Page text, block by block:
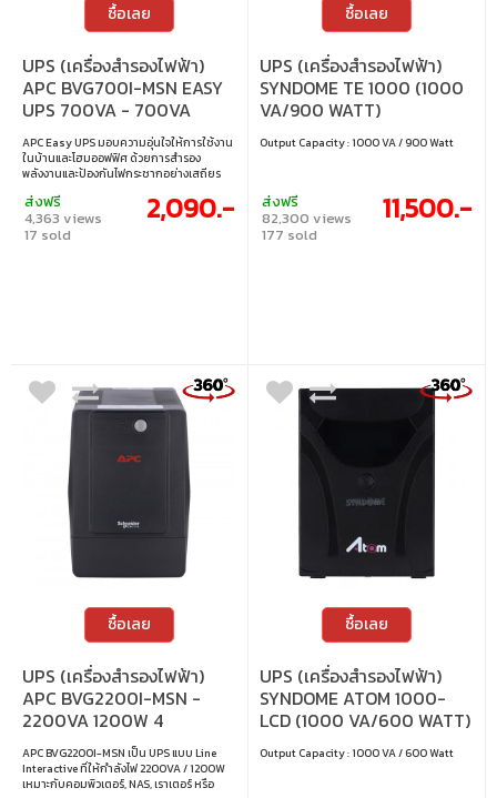
ซื้อเลย
UPS (เครื่องสำรองไฟฟ้า)
APC BVG700I-MSN EASY
UPS 700VA - 700VA
360WATT
APC Easy UPS มอบความอุ่นใจให้การใช้งาน
ในบ้านและโฮมออฟฟิศ ด้วยการสำรอง
พลังงานและป้องกันไฟกระชากอย่างเสถียร
ไม่เสถียร ดีไซน์เรียบ ใช้งานง่าย พร้อมระบบ
อัจฉริยะที่ดูแลการทำงานและความปลอดภัย
โดยอัตโนมัติ เหมาะสำหรับการใช้งานทุกวัน •
ส่งฟรี
4,363 views
17 sold
2,090.-
ซื้อเลย
UPS (เครื่องสำรองไฟฟ้า)
SYNDOME TE 1000 (1000
VA/900 WATT)
Output Capacity : 1000 VA / 900 Watt
ส่งฟรี
82,300 views
177 sold
11,500.-
ซื้อเลย
UPS (เครื่องสำรองไฟฟ้า)
APC BVG2200I-MSN -
2200VA 1200W 4
OUTLETS AVR
APC BVG2200I-MSN เป็น UPS แบบ Line
Interactive ที่ให้กำลังไฟ 2200VA / 1200W
เหมาะกับคอมพิวเตอร์, NAS, เราเตอร์ หรือ
ซื้อเลย
UPS (เครื่องสำรองไฟฟ้า)
SYNDOME ATOM 1000-
LCD (1000 VA/600 WATT)
Output Capacity : 1000 VA / 600 Watt